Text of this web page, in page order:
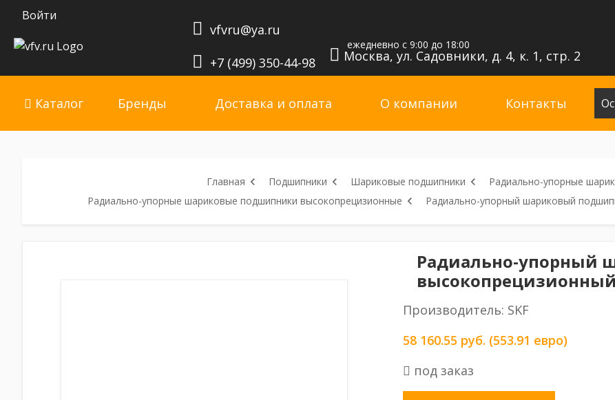
Войти
vfvru@ya.ru
+7 (499) 350-44-98
ежедневно с 9:00 до 18:00
Москва, ул. Садовники, д. 4, к. 1, стр. 2
Каталог Бренды Доставка и оплата О компании Контакты
Главная Подшипники Шариковые подшипники
Радиально-упорные
Радиально-упорные шариковые подшипники высокопрецизионные
Радиально-упорный шариковый
Радиально-упорный
высокопрецизионный
Производитель: SKF
58 160.55 руб. (553.91 евро)
под заказ